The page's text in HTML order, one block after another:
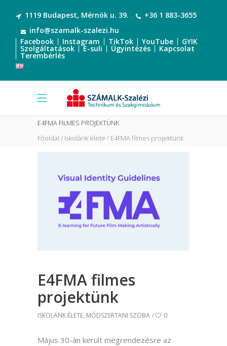
1119 Budapest, Mérnök u. 39.
+36 1 883-3655
info@szamalk-szalezi.hu
Facebook
Instagram TikTok YouTube GYIK
Szolgáltatások E-suli Ügyintézés Kapcsolat
Terembérlés
E4FMA FILMES PROJEKTÜNK
Főoldal Iskolánk élete E4FMA filmes projektünk
E4FMA filmes
projektünk
ISKOLÁNK ÉLETE, MÓDSZERTANI SZOBA 0
Május 30-án került megrendezésre az